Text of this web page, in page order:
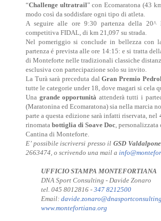
“Challenge ultratrail” con Ecomaratona (43
modo così da soddisfare ogni tipo di atleta.
A seguire alle ore 9:30 partenza della 20^
competitiva FIDAL, di km 21,097 su strada.
Nel pomeriggio si conclude in bellezza con
partenza é prevista alle ore 14:15: e si tratta
di Monteforte nelle tradizionali classiche
esclusiva con partecipazione solo su invito.
La Turà sarà preceduta dalGran Premio
tutte le categorie under 18, dove magari si cela
Una grande opportunità attenderà tutti i
(Maratonina ed Ecomaratona) sia nella marcia
parte a questa edizione sarà infatti riservata, nel
rinomata bottiglia di Soave Doc,
Cantina di Monteforte.
E’ possibile iscriversi presso il GSD
2663474, o scrivendo una mail a
UFFICIO STAMPA MONTEFORTIANA
DNA Sport Consulting - Davide Zonaro
tel. 045 8012816 - 347 8212500
Email: davide.zonaro@
www.montefortiana.org